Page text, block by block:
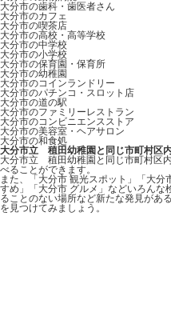
大分市の歯科・歯医者さん
大分市のカフェ
大分市の喫茶店
大分市の高校・高等学校
大分市の中学校
大分市の小学校
大分市の保育園・保育所
大分市の幼稚園
大分市のコインランドリー
大分市のパチンコ・スロット店
大分市の道の駅
大分市のファミリーレストラン
大分市のコンビニエンスストア
大分市の美容室・ヘアサロン
大分市の和食処
大分市立 稙田幼稚園と同じ市町村区
大分市立 稙田幼稚園と同じ市町村区
べることができます。
また、「大分市 観光スポット」「大
すめ」「大分市 グルメ」などいろん
ることのない場所など新たな発見があ
を見つけてみましょう。